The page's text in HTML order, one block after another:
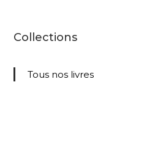
Collections
Tous nos livres